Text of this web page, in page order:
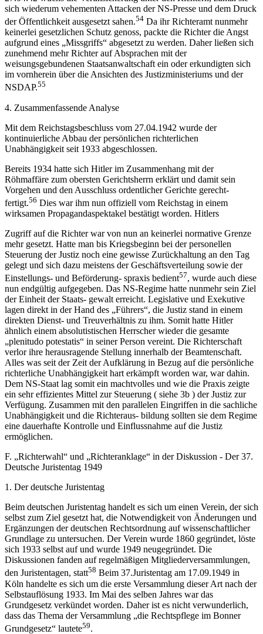
sich wiederum vehementen Attacken der NS-Presse und dem Druck
der Öffentlichkeit ausgesetzt sahen.54 Da ihr Richteramt nunmehr
keinerlei gesetzlichen Schutz genoss, packte die Richter die Angst
aufgrund eines „Missgriffs“ abgesetzt zu werden. Daher ließen sich
zunehmend mehr Richter auf Absprachen mit der
weisungsgebundenen Staatsanwaltschaft ein oder erkundigten sich
im vornherein über die Ansichten des Justizministeriums und der
NSDAP.55
4. Zusammenfassende Analyse
Mit dem Reichstagsbeschluss vom 27.04.1942 wurde der
kontinuierliche Abbau der persönlichen richterlichen
Unabhängigkeit seit 1933 abgeschlossen.
Bereits 1934 hatte sich Hitler im Zusammenhang mit der
Röhmaffäre zum obersten Gerichtsherrn erklärt und damit sein
Vorgehen und den Ausschluss ordentlicher Gerichte gerecht-
fertigt.56 Dies war ihm nun offiziell vom Reichstag in einem
wirksamen Propagandaspektakel bestätigt worden. Hitlers
Zugriff auf die Richter war von nun an keinerlei normative Grenze
mehr gesetzt. Hatte man bis Kriegsbeginn bei der personellen
Steuerung der Justiz noch eine gewisse Zurückhaltung an den Tag
gelegt und sich dazu meistens der Geschäftsverteilung sowie der
Einstellungs- und Beförderung- spraxis bedient57, wurde auch diese
nun endgültig aufgegeben. Das NS-Regime hatte nunmehr sein Ziel
der Einheit der Staats- gewalt erreicht. Legislative und Exekutive
lagen direkt in der Hand des „Führers“, die Justiz stand in einem
direkten Dienst- und Treuverhältnis zu ihm. Somit hatte Hitler
ähnlich einem absolutistischen Herrscher wieder die gesamte
„plenitudo potestatis“ in seiner Person vereint. Die Richterschaft
verlor ihre herausragende Stellung innerhalb der Beamtenschaft.
Alles was seit der Zeit der Aufklärung in Bezug auf die persönliche
richterliche Unabhängigkeit hart erkämpft worden war, war dahin.
Dem NS-Staat lag somit ein machtvolles und wie die Praxis zeigte
ein sehr effizientes Mittel zur Steuerung ( siehe 3b ) der Justiz zur
Verfügung. Zusammen mit den parallelen Eingriffen in die sachliche
Unabhängigkeit und die Richteraus- bildung sollten sie dem Regime
eine dauerhafte Kontrolle und Einflussnahme auf die Justiz
ermöglichen.
F. „Richterwahl“ und „Richteranklage“ in der Diskussion - Der 37.
Deutsche Juristentag 1949
1. Der deutsche Juristentag
Beim deutschen Juristentag handelt es sich um einen Verein, der sich
selbst zum Ziel gesetzt hat, die Notwendigkeit von Änderungen und
Ergänzungen der deutschen Rechtsordnung auf wissenschaftlicher
Grundlage zu untersuchen. Der Verein wurde 1860 gegründet, löste
sich 1933 selbst auf und wurde 1949 neugegründet. Die
Diskussionen fanden auf regelmäßigen Mitgliederversammlungen,
den Juristentagen, statt58 Beim 37.Juristentag am 17.09.1949 in
Köln handelte es sich um die erste Versammlung dieser Art nach der
Selbstauflösung 1933. Im Mai des selben Jahres war das
Grundgesetz verkündet worden. Daher ist es nicht verwunderlich,
dass das Thema der Versammlung „die Rechtspflege im Bonner
Grundgesetz“ lautete59.